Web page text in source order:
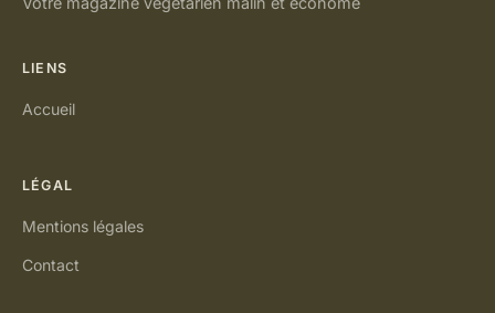
LIENS
Accueil
LÉGAL
Mentions légales
Contact